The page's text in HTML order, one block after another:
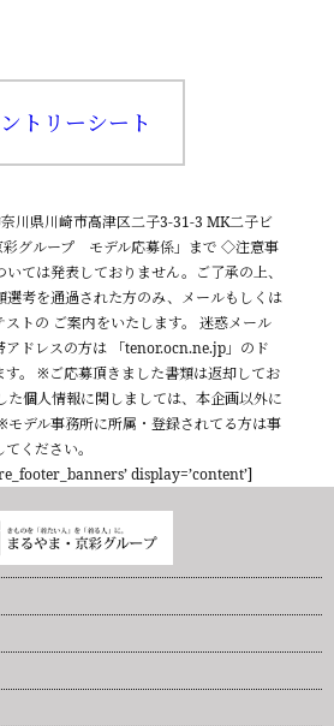
トリーシート
川県川崎市高津区二子3-31-3 MK二子ビ
グループ モデル応募係」まで ◇注意事
ては発表しておりません。ご了承の上、
考を通過された方のみ、メールもしくは
トの ご案内をいたします。 迷惑メール
アドレスの方は 「tenor.ocn.ne.jp」のド
す。 ※ご応募頂きました書類は返却してお
た個人情報に関しましては、本企画以外に
デル事務所に所属・登録されてる方は事
ください。
display=’content’]